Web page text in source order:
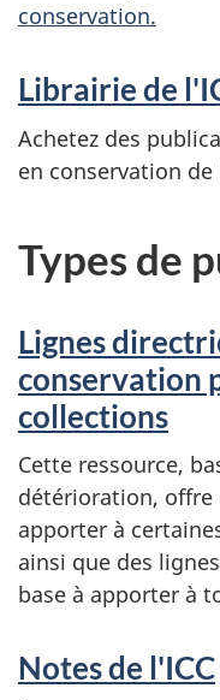
conservation.
Librairie de
Achetez des
en conservation
Types de
Lignes
conservation
collections
Cette ressource,
détérioration, offre
apporter à
ainsi que des
base à apporter à
Notes de l'ICC